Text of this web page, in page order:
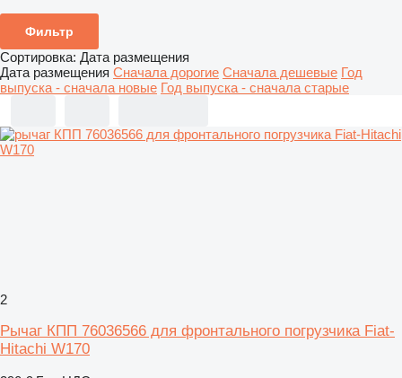
Фильтр
Сортировка: Дата размещения
Дата размещения Сначала дорогие Сначала дешевые Год
выпуска - сначала новые Год выпуска - сначала старые
2
Рычаг КПП 76036566 для фронтального погрузчика Fiat-
Hitachi W170